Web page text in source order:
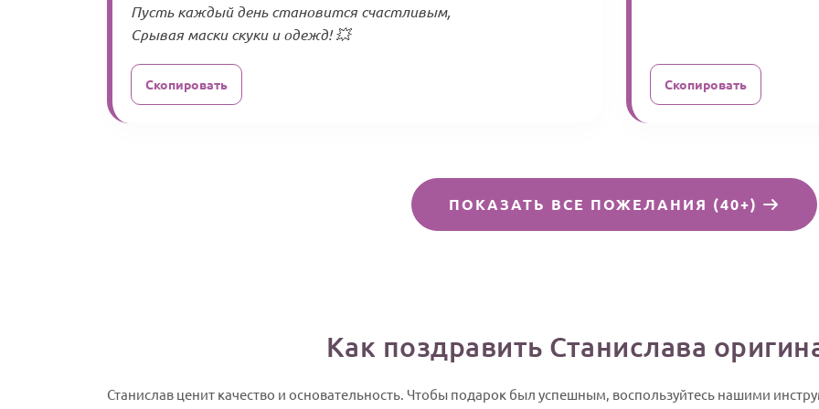
Пусть каждый день становится счастливым,
Срывая маски скуки и одежд! 💥
Скопировать Скопировать
ПОКАЗАТЬ ВСЕ ПОЖЕЛАНИЯ (40+)
Как поздравить Станислава
Станислав ценит качество и основательность. Чтобы подарок был успешным, воспользуйтесь нашими